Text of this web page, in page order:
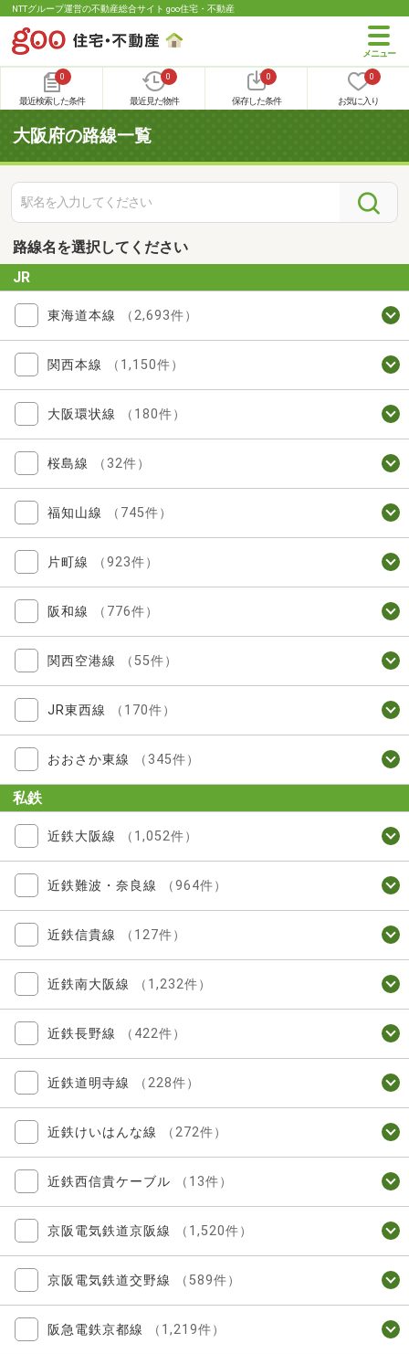
NTTグループ運営の不動産総合サイト goo住宅・不動産
0
最近検索した条件
0
最近見た物件
0
保存した条件
0
お気に入り
大阪府の路線一覧
路線名を選択してください
JR
東海道本線 （2,693件）
関西本線 （1,150件）
大阪環状線 （180件）
桜島線 （32件）
福知山線 （745件）
片町線 （923件）
阪和線 （776件）
関西空港線 （55件）
JR東西線 （170件）
おおさか東線 （345件）
私鉄
近鉄大阪線 （1,052件）
近鉄難波・奈良線 （964件）
近鉄信貴線 （127件）
近鉄南大阪線 （1,232件）
近鉄長野線 （422件）
近鉄道明寺線 （228件）
近鉄けいはんな線 （272件）
近鉄西信貴ケーブル （13件）
京阪電気鉄道京阪線 （1,520件）
京阪電気鉄道交野線 （589件）
阪急電鉄京都線 （1,219件）